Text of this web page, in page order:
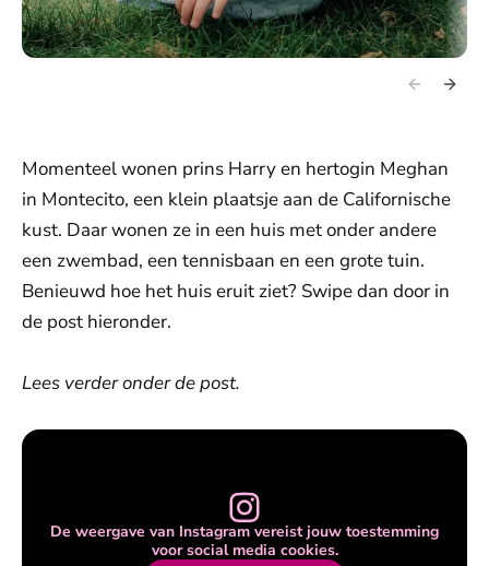
Momenteel wonen prins Harry en hertogin Meghan
in Montecito, een klein plaatsje aan de Californische
kust. Daar wonen ze in een huis met onder andere
een zwembad, een tennisbaan en een grote tuin.
Benieuwd hoe het huis eruit ziet? Swipe dan door in
de post hieronder.
Lees verder onder de post.
De weergave van Instagram vereist jouw toestemming
voor social media cookies.